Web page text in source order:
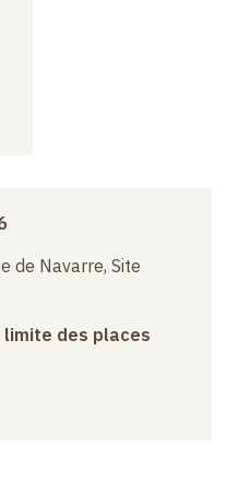
de Navarre, Site
limite des places